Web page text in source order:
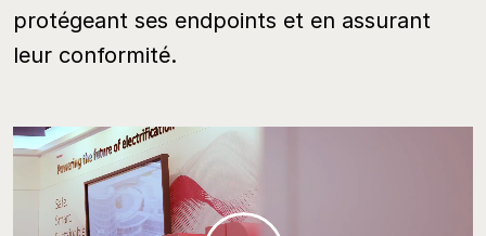
protégeant ses endpoints et en assurant
leur conformité.